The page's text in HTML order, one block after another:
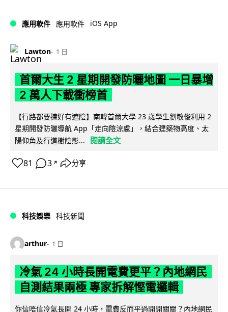
應用軟件 應用軟件 iOS App
Lawton 1 日
首爾大生 2 星期開發防曬地圖 一日暴增
2 萬人下載衝榜首
【行路都要揀好有遮陰】南韓首爾大學 23 歲學生劉敏俊利用 2
星期開發防曬導航 App「走向陰涼處」，結合建築物高度、太
陽仰角及行道樹陰影...
閱讀全文
81 3 ↗ 分享
科技娛樂 科技新聞
arthur 1 日
冷氣 24 小時長開電費更平？內地網民
自測結果兩極 專家拆解慳電邏輯
你信唔信冷氣長開 24 小時，電費反而平過開開關關？內地網民